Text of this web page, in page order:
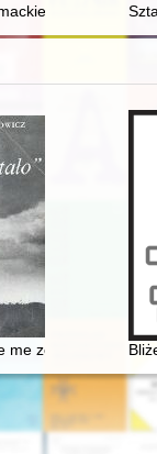
z osady
me zostało".